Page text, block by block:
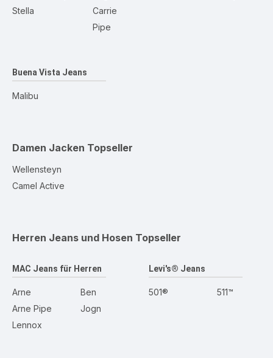
Stella
Carrie
Pipe
Buena Vista Jeans
Malibu
Damen Jacken Topseller
Wellensteyn
Camel Active
Herren Jeans und Hosen Topseller
MAC Jeans für Herren
Arne
Arne Pipe
Lennox
Ben
Jogn
Levi's® Jeans
501® 511™